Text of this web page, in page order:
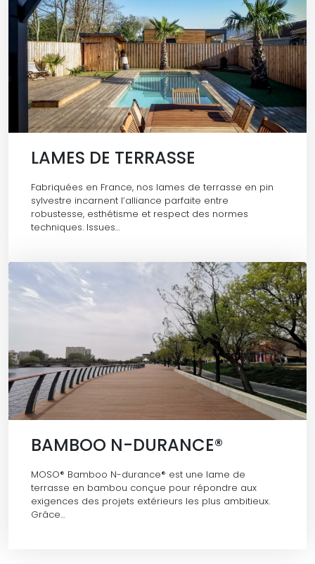
LAMES DE TERRASSE
Fabriquées en France, nos lames de terrasse en pin
sylvestre incarnent l’alliance parfaite entre
robustesse, esthétisme et respect des normes
techniques. Issues…
BAMBOO N-DURANCE®
MOSO® Bamboo N-durance® est une lame de
terrasse en bambou conçue pour répondre aux
exigences des projets extérieurs les plus ambitieux.
Grâce…